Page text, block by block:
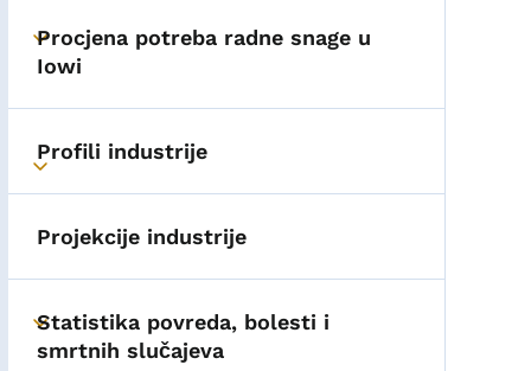
Toggle submenu
Procjena potreba radne snage u
Iowi
Toggle submenu
Profili industrije
Projekcije industrije
Toggle submenu
Statistika povreda, bolesti i
smrtnih slučajeva